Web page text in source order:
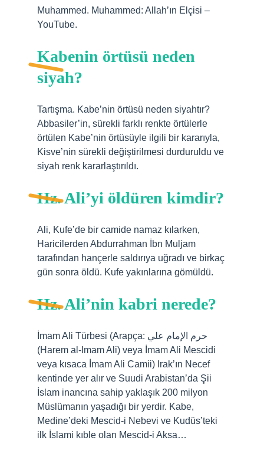
Muhammed. Muhammed: Allah’ın Elçisi –
YouTube.
Kabenin örtüsü neden
siyah?
Tartışma. Kabe’nin örtüsü neden siyahtır?
Abbasiler’in, sürekli farklı renkte örtülerle
örtülen Kabe’nin örtüsüyle ilgili bir kararıyla,
Kisve’nin sürekli değiştirilmesi durduruldu ve
siyah renk kararlaştırıldı.
Hz. Ali’yi öldüren kimdir?
Ali, Kufe’de bir camide namaz kılarken,
Haricilerden Abdurrahman İbn Muljam
tarafından hançerle saldırıya uğradı ve birkaç
gün sonra öldü. Kufe yakınlarına gömüldü.
Hz. Ali’nin kabri nerede?
İmam Ali Türbesi (Arapça: حرم الإمام علي‎
(Harem al-Imam Ali) veya İmam Ali Mescidi
veya kısaca İmam Ali Camii) Irak’ın Necef
kentinde yer alır ve Suudi Arabistan’da Şii
İslam inancına sahip yaklaşık 200 milyon
Müslümanın yaşadığı bir yerdir. Kabe,
Medine’deki Mescid-i Nebevi ve Kudüs’teki
ilk İslami kıble olan Mescid-i Aksa…